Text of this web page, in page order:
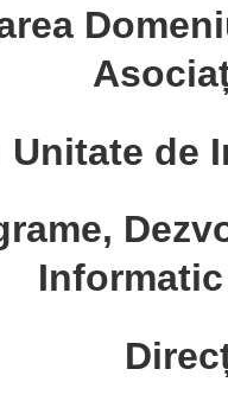
Unitate de